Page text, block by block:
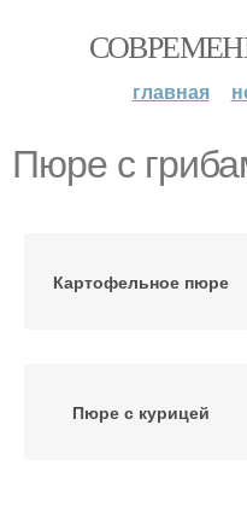
главная
Пюре с
Картофельное пюре
Пюре с курицей